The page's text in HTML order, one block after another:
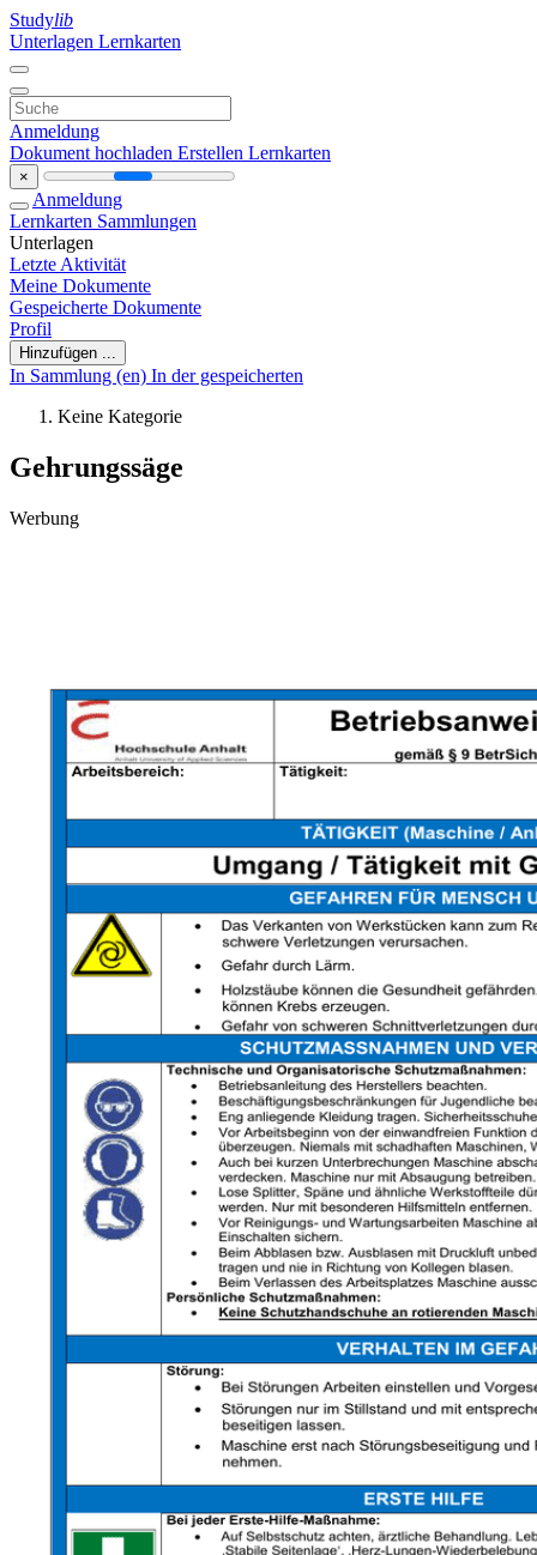
Studylib
Unterlagen Lernkarten
Anmeldung
Dokument hochladen Erstellen Lernkarten
×
Anmeldung
Lernkarten Sammlungen
Unterlagen
Letzte Aktivität
Meine Dokumente
Gespeicherte Dokumente
Profil
Hinzufügen ...
In Sammlung (en) In der gespeicherten
Keine Kategorie
Gehrungssäge
Werbung